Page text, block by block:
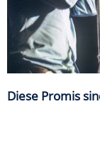
Diese Promis